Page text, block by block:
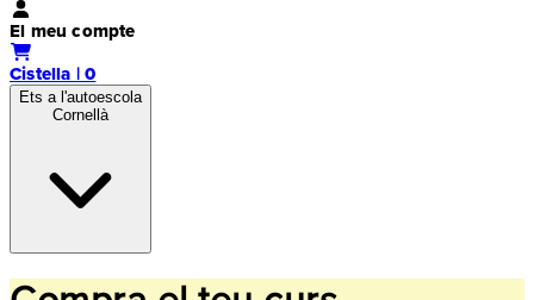
El meu compte
Cistella | 0
Ets a l'autoescola
Cornellà